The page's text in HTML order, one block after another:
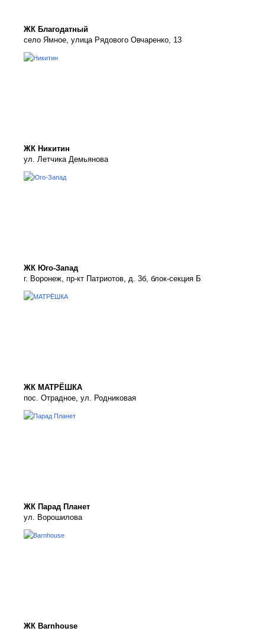
ЖК Благодатный
село Ямное, улица Рядового Овчаренко, 13
ЖК Никитин
ул. Летчика Демьянова
ЖК Юго-Запад
г. Воронеж, пр-кт Патриотов, д. 3б, блок-секция Б
ЖК МАТРЁШКА
пос. Отрадное, ул. Родниковая
ЖК Парад Планет
ул. Ворошилова
ЖК Barnhouse